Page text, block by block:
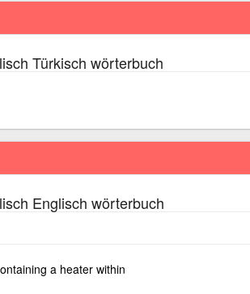
Türkisch wörterbuch
Englisch wörterbuch
a heater within